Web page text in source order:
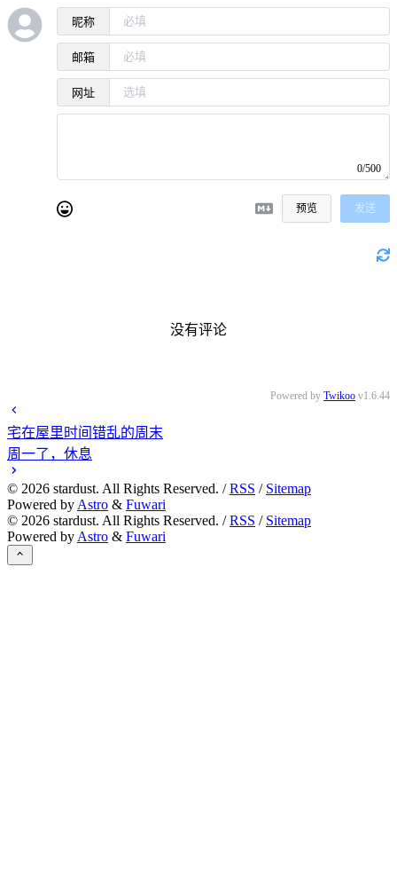
昵称
邮箱
网址
0/500
预览 发送
没有评论
Powered by Twikoo v1.6.44
宅在屋里时间错乱的周末
周一了，休息
© 2026 stardust. All Rights Reserved. /RSS / Sitemap
Powered by Astro & Fuwari
© 2026 stardust. All Rights Reserved. /RSS / Sitemap
Powered by Astro & Fuwari